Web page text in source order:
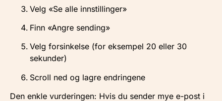
Velg «Se alle innstillinger»
Finn «Angre sending»
Velg forsinkelse (for eksempel 20 eller 30
sekunder)
Scroll ned og lagre endringene
Den enkle vurderingen: Hvis du sender mye e-post i